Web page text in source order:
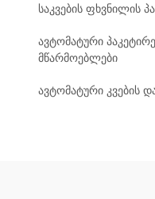
საკვების ფხვნილის
ავტომატური
მწარმოებლები
ავტომატური კვების